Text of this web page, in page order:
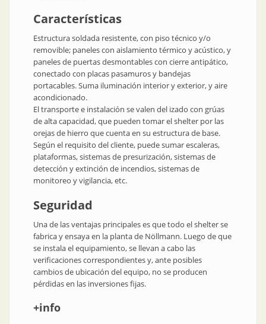
Características
Estructura soldada resistente, con piso técnico y/o
removible; paneles con aislamiento térmico y acústico, y
paneles de puertas desmontables con cierre antipático,
conectado con placas pasamuros y bandejas
portacables. Suma iluminación interior y exterior, y aire
acondicionado.
El transporte e instalación se valen del izado con grúas
de alta capacidad, que pueden tomar el shelter por las
orejas de hierro que cuenta en su estructura de base.
Según el requisito del cliente, puede sumar escaleras,
plataformas, sistemas de presurización, sistemas de
detección y extinción de incendios, sistemas de
monitoreo y vigilancia, etc.
Seguridad
Una de las ventajas principales es que todo el shelter se
fabrica y ensaya en la planta de Nöllmann. Luego de que
se instala el equipamiento, se llevan a cabo las
verificaciones correspondientes y, ante posibles
cambios de ubicación del equipo, no se producen
pérdidas en las inversiones fijas.
+info